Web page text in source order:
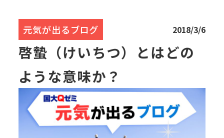
元気が出るブログ 2018/3/6
啓蟄（けいちつ）とはどの
ような意味か？